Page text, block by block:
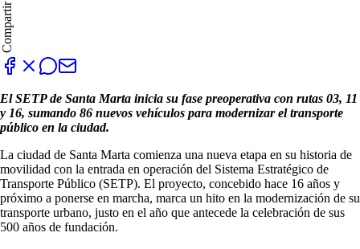
Compartir
El SETP de Santa Marta inicia su fase preoperativa con rutas 03, 11
y 16, sumando 86 nuevos vehículos para modernizar el transporte
público en la ciudad.
La ciudad de Santa Marta comienza una nueva etapa en su historia de
movilidad con la entrada en operación del Sistema Estratégico de
Transporte Público (SETP). El proyecto, concebido hace 16 años y
próximo a ponerse en marcha, marca un hito en la modernización de su
transporte urbano, justo en el año que antecede la celebración de sus
500 años de fundación.